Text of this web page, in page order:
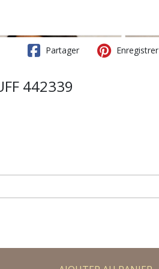
Partager Enregistrer
442339